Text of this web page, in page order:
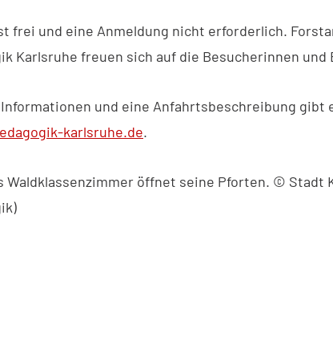
frei und eine Anmeldung nicht erforderlich.
Karlsruhe freuen sich auf die Besucherinnen und
und eine Anfahrtsbeschreibung gibt
karlsruhe.de.
Waldklassenzimmer öffnet seine Pforten. © Stadt